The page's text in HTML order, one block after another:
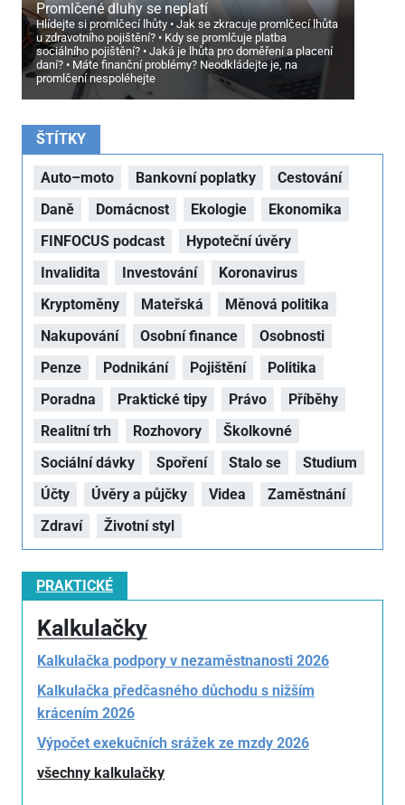
Promlčené dluhy se neplatí
Hlídejte si promlčecí lhůty
Jak se zkracuje promlčecí lhůta
u zdravotního pojištění?
Kdy se promlčuje platba
sociálního pojištění?
Jaká je lhůta pro doměření a placení
daní?
Máte finanční problémy? Neodkládejte je, na
promlčení nespoléhejte
ŠTÍTKY
Auto–moto Bankovní poplatky
Cestování
Daně
Domácnost Ekologie
Ekonomika
FINFOCUS podcast
Hypoteční úvěry
Invalidita
Investování
Koronavirus
Kryptoměny
Mateřská
Měnová politika
Nakupování
Osobní finance
Osobnosti
Penze
Podnikání Pojištění
Politika
Poradna
Praktické tipy Právo
Příběhy
Realitní trh
Rozhovory
Školkovné
Sociální dávky
Spoření Stalo se
Studium
Účty
Úvěry a půjčky Videa
Zaměstnání
Zdraví
Životní styl
PRAKTICKÉ
Kalkulačky
Kalkulačka podpory v nezaměstnanosti 2026
Kalkulačka předčasného důchodu s nižším
krácením 2026
Výpočet exekučních srážek ze mzdy 2026
všechny kalkulačky